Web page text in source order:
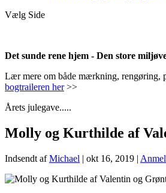
Vælg Side
Det sunde rene hjem - Den store
Lær mere om både mærkning, rengøring,
bogtraileren her>>
Årets julegave.....
Molly og Kurthilde af
Indsendt afMichael | okt 16, 2019 |